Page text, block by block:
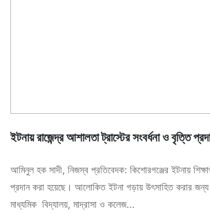
ইটনায় রাজেন্দ্র আশালতা ট্রাস্টের সংবর্ধনা ও বৃত্তি
আমিনুল হক সাদী, নিজস্ব প্রতিবেদক: কিশোরগঞ্জের ইটনায়
প্রদান করা হয়েছে। আলোকিত ইটনা গড়ায় উৎসাহিত করার জন্য
মাধ্যমিক বিদ্যালয়, মাদ্রাসা ও কলেজ...